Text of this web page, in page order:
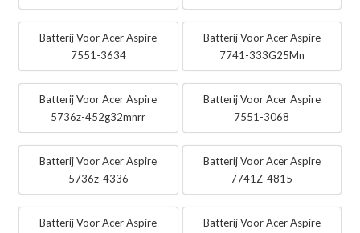
Batterij Voor Acer Aspire
7551-3634
Batterij Voor Acer Aspire
7741-333G25Mn
Batterij Voor Acer Aspire
5736z-452g32mnrr
Batterij Voor Acer Aspire
7551-3068
Batterij Voor Acer Aspire
5736z-4336
Batterij Voor Acer Aspire
7741Z-4815
Batterij Voor Acer Aspire
Batterij Voor Acer Aspire